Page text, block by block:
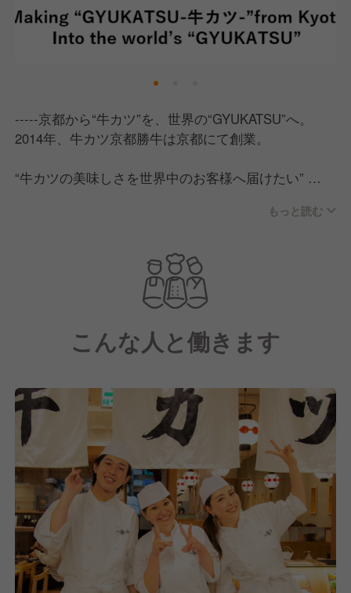
-----京都から“牛カツ”を、世界の“GYUKATSU”へ。
2014年、牛カツ京都勝牛は京都にて創業。
“牛カツの美味しさを世界中のお客様へ届けたい”
2025年には大阪・関西万博にも出店し、
世界各国から来られたお客様に牛カツをご賞味いただ
いつの日か「寿司SUSHI」「天ぷらTEMPURA」「ラ
ーメンRAMEN」のように、
して定着するように、
日々美味しさを追求し、一食一食を実直に提供してま
いります。
もっと読む
こんな人と働きます